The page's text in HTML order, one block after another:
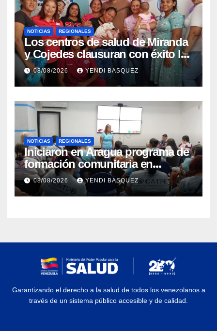
NOTICIAS REGIONALES
Los centros de salud de Miranda
y Cojedes clausuran con éxito la
Semana Mundial de la Lactancia
Materna
08/08/2026 YENDI BASQUEZ
NOTICIAS REGIONALES
Iniciaron en Aragua programa de
formación comunitaria en
atención a personas con
discapacidad
08/08/2026 YENDI BASQUEZ
Garantizando el derecho a la salud de todos los venezolanos a
través de un sistema público accesible y de calidad.